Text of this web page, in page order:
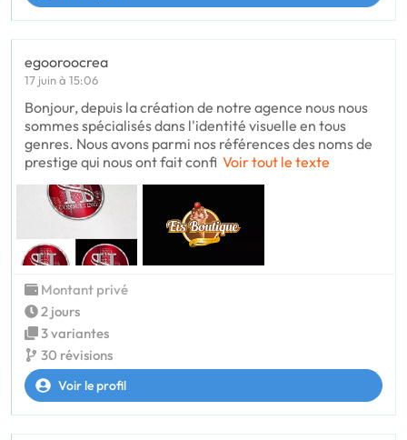
egooroocrea
17 juin à 15:06
Bonjour, depuis la création de notre agence nous nous
sommes spécialisés dans l'identité visuelle en tous
genres. Nous avons parmi nos références des noms de
prestige qui nous ont fait confi Voir tout le texte
Montant privé
2 jours
3 variantes
30 révisions
Voir le profil